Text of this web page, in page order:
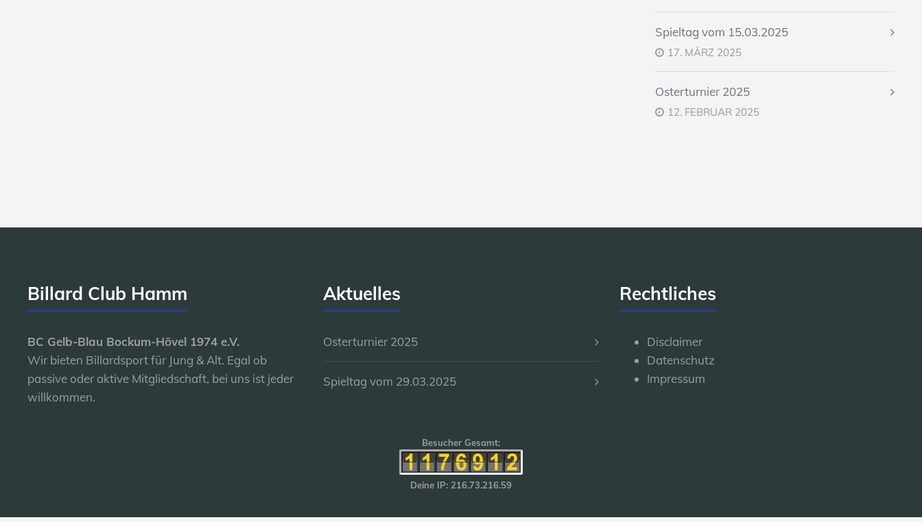
Spieltag vom 15.03.2025
17. MÄRZ 2025
Osterturnier 2025
12. FEBRUAR 2025
Billard Club Hamm
BC Gelb-Blau Bockum-Hövel 1974 e.V.
Wir bieten Billardsport für Jung & Alt. Egal ob
passive oder aktive Mitgliedschaft, bei uns ist jeder
willkommen.
Aktuelles
Osterturnier 2025
Spieltag vom 29.03.2025
Rechtliches
Disclaimer
Datenschutz
Impressum
Besucher Gesamt:
Deine IP: 216.73.216.59